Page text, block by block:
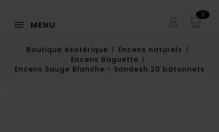
MENU
0
Boutique ésotérique
Encens naturels
Encens Baguette
Encens Sauge Blanche - Sandesh 20 bâtonnets